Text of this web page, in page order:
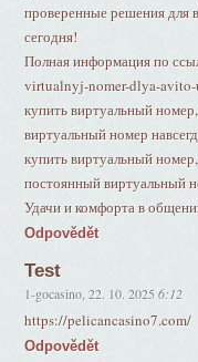
проверенные решения для
сегодня!
Полная информация по
virtualnyj-nomer-dlya-
купить виртуальный
виртуальный номер
купить виртуальный
постоянный виртуальный
Удачи и комфорта в
Odpovědět
Test
1-gocasino ,22. 10. 2025 6:12
https://pelicancasino7.com/
Odpovědět